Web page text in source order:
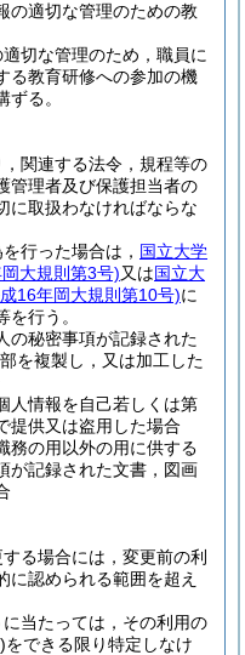
の適切な管理のための教
切な管理のため，職員に
る教育研修への参加の機
る。
関連する法令，規程等の
管理者及び保護担当者の
に取扱わなければならな
行った場合は， 国立大学
大規則第3号)又は国立大
16年岡大規則第10号)に
行う。
の秘密事項が記録された
を複製し，又は加工した
人情報を自己若しくは第
提供又は盗用した場合
務の用以外の用に供する
が記録された文書，図画
る場合には，変更前の利
に認められる範囲を超え
当たっては，その利用の
をできる限り特定しなけ